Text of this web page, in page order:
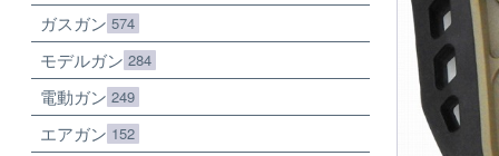
ガスガン 574
モデルガン 284
電動ガン 249
エアガン 152